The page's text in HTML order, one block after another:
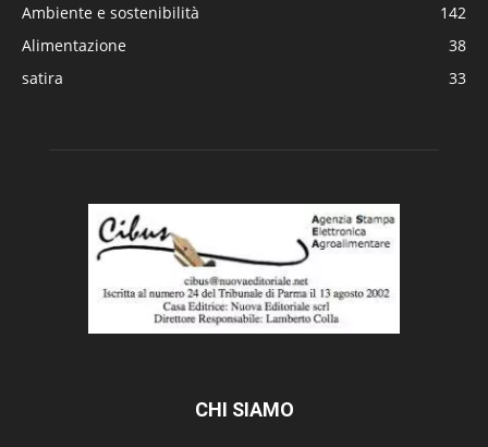
Ambiente e sostenibilità
142
Alimentazione
38
satira
33
CHI SIAMO